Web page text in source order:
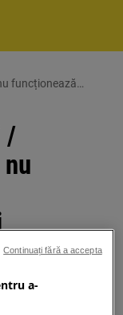
funcționează
/
a-
Continuați fără a accepta